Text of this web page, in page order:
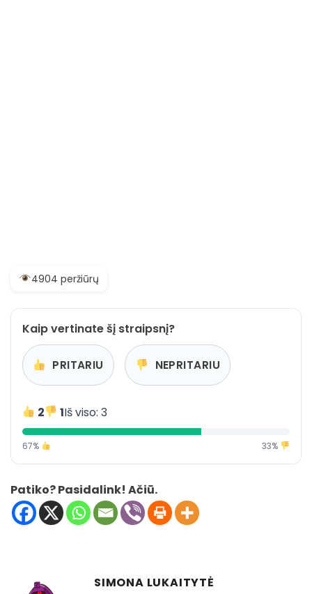
4904 peržiūrų
Kaip vertinate šį straipsnį?
PRITARIU NEPRITARIU
2 1Iš viso: 3
67% 33%
Patiko? Pasidalink! Ačiū.
SIMONA LUKAITYTĖ